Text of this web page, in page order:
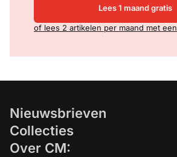
Lees 1 maand gratis
of lees 2 artikelen per maand met
Nieuwsbrieven
Collecties
Over CM: